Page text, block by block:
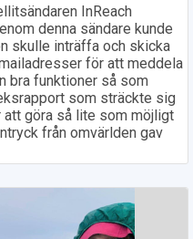
InReach
denna sändare kunde
skulle inträffa och skicka
för att meddela
bra funktioner så som
som sträckte sig
att göra så lite som möjligt
från omvärlden gav